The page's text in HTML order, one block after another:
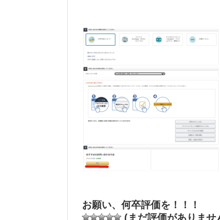
お願い、何卒評価を！！！
(まだ評価がありませ